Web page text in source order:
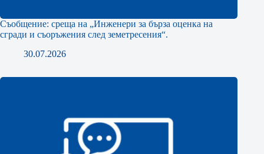
Съобщение: среща на „Инженери за бърза оценка на
сгради и съоръжения след земетресения“.
30.07.2026